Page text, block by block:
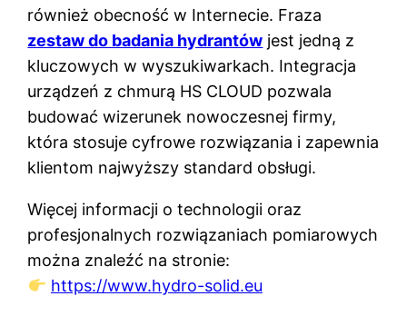
również obecność w Internecie. Fraza
zestaw do badania hydrantów jest jedną z
kluczowych w wyszukiwarkach. Integracja
urządzeń z chmurą HS CLOUD pozwala
budować wizerunek nowoczesnej firmy,
która stosuje cyfrowe rozwiązania i zapewnia
klientom najwyższy standard obsługi.
Więcej informacji o technologii oraz
profesjonalnych rozwiązaniach pomiarowych
można znaleźć na stronie:
https://www.hydro-solid.eu